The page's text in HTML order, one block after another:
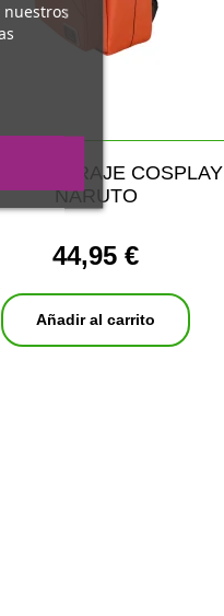
TRAJE COSPLAY
NARUTO
44,95 €
Añadir al carrito
nuestros